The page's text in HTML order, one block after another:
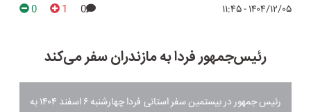
۱۴۰۴/۱۲/۰۵ - ۱۱:۴۵ 0
1
0
رئیس‌جمهور فردا به مازندران سفر می‌کند
رئیس جمهور در بیستمین سفر استانی فردا چهارشنبه ۶ اسفند ۱۴۰۴ به